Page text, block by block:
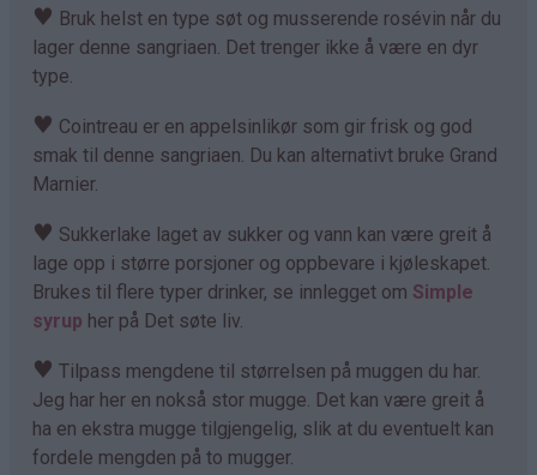
♥ Bruk helst en type søt og musserende rosévin når du
lager denne sangriaen. Det trenger ikke å være en dyr
type.
♥ Cointreau er en appelsinlikør som gir frisk og god
smak til denne sangriaen. Du kan alternativt bruke Grand
Marnier.
♥ Sukkerlake laget av sukker og vann kan være greit å
lage opp i større porsjoner og oppbevare i kjøleskapet.
Brukes til flere typer drinker, se innlegget om Simple
syrup her på Det søte liv.
♥ Tilpass mengdene til størrelsen på muggen du har.
Jeg har her en nokså stor mugge. Det kan være greit å
ha en ekstra mugge tilgjengelig, slik at du eventuelt kan
fordele mengden på to mugger.